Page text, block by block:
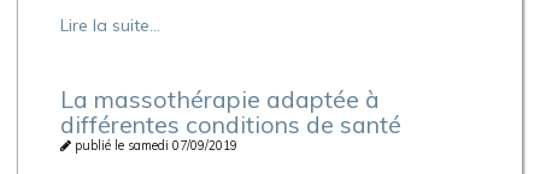
Lire la suite...
La massothérapie adaptée à
différentes conditions de santé
publié le samedi 07/09/2019